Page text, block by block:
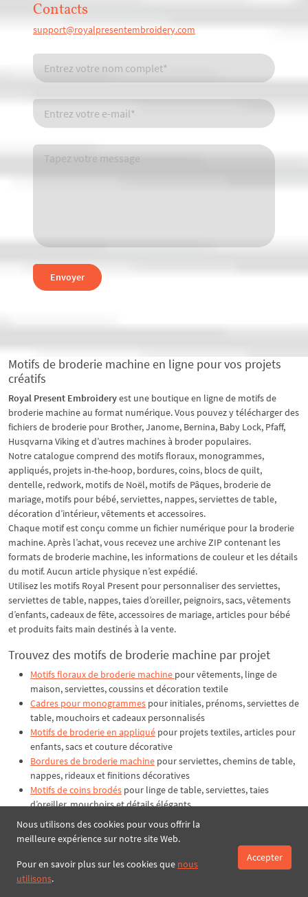
Contacts
support@royalpresentembroidery.com
Envoyer
Motifs de broderie machine en ligne pour vos projets
créatifs
Royal Present Embroideryest une boutique en ligne de motifs de
broderie machine au format numérique. Vous pouvez y télécharger des
fichiers de broderie pour Brother, Janome, Bernina, Baby Lock, Pfaff,
Husqvarna Viking et d’autres machines à broder populaires.
Notre catalogue comprend des motifs floraux, monogrammes,
appliqués, projets in-the-hoop, bordures, coins, blocs de quilt,
dentelle, redwork, motifs de Noël, motifs de Pâques, broderie de
mariage, motifs pour bébé, serviettes, nappes, serviettes de table,
décoration d’intérieur, vêtements et accessoires.
Chaque motif est conçu comme un fichier numérique pour la broderie
machine. Après l’achat, vous recevez une archive ZIP contenant les
formats de broderie machine, les informations de couleur et les détails
du motif. Aucun article physique n’est expédié.
Utilisez les motifs Royal Present pour personnaliser des serviettes,
serviettes de table, nappes, taies d’oreiller, peignoirs, sacs, vêtements
d’enfants, cadeaux de fête, accessoires de mariage, articles pour bébé
et produits faits main destinés à la vente.
Trouvez des motifs de broderie machine par projet
Motifs floraux de broderie machine pour vêtements, linge de
maison, serviettes, coussins et décoration textile
Cadres pour monogrammes pour initiales, prénoms, serviettes de
table, mouchoirs et cadeaux personnalisés
Motifs de broderie en appliqué pour projets textiles, articles pour
enfants, sacs et couture décorative
Bordures de broderie machine pour serviettes, chemins de table,
nappes, rideaux et finitions décoratives
Motifs de coins brodés pour linge de table, serviettes, taies
d’oreiller, mouchoirs et détails élégants
Sets de motifs de broderie machine
pour projets coordonnés,
collections assorties et cadeaux faits main
Nouveaux motifs de broderie machine
pour les projets
saisonniers et les dernières collections ajoutées
Ce que vous recevez après l’achat
Nous utilisons des cookies pour vous offrir la
meilleure expérience sur notre site Web.
Pour en savoir plus sur les cookies que nous
utilisons.
Accepter